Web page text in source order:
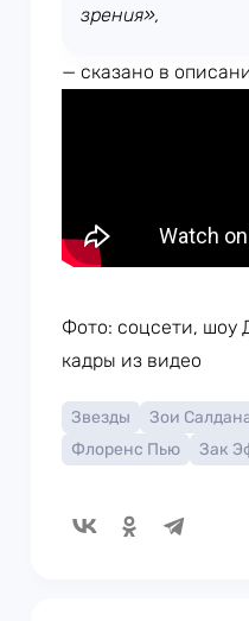
зрения»,
— сказано в
Фото: соцсети, шоу
кадры из видео
Звезды Зои
Флоренс Пью
Зак